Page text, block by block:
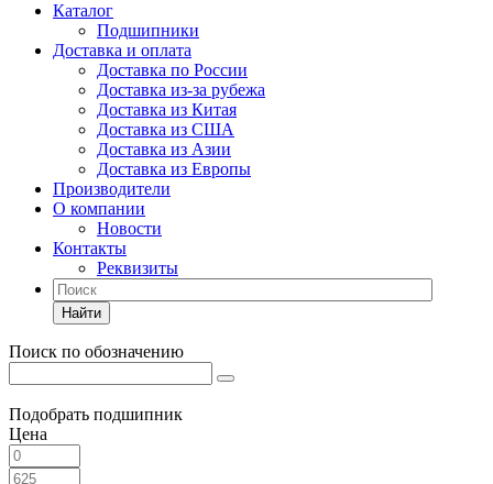
Каталог
Подшипники
Доставка и оплата
Доставка по России
Доставка из-за рубежа
Доставка из Китая
Доставка из США
Доставка из Азии
Доставка из Европы
Производители
О компании
Новости
Контакты
Реквизиты
Найти
Поиск по обозначению
Подобрать подшипник
Цена